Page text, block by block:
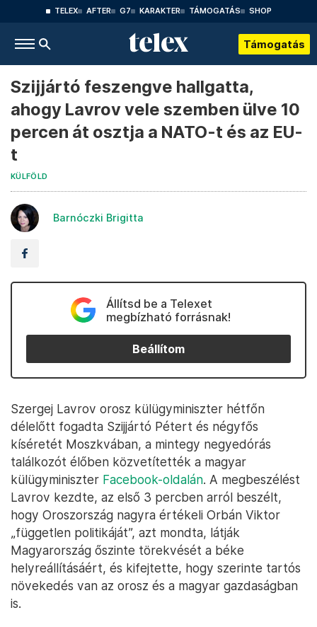
TELEX AFTER G7 KARAKTER TÁMOGATÁS SHOP
Támogatás
Szijjártó feszengve hallgatta,
ahogy Lavrov vele szemben ülve 10
percen át osztja a NATO-t és az EU-
t
KÜLFÖLD
Barnóczki Brigitta
Állítsd be a Telexet
megbízható forrásnak!
Beállítom
Szergej Lavrov orosz külügyminiszter hétfőn
délelőtt fogadta Szijjártó Pétert és négyfős
kíséretét Moszkvában, a mintegy negyedórás
találkozót élőben közvetítették a magyar
külügyminiszter Facebook-oldalán. A megbeszélést
Lavrov kezdte, az első 3 percben arról beszélt,
hogy Oroszország nagyra értékeli Orbán Viktor
„független politikáját”, azt mondta, látják
Magyarország őszinte törekvését a béke
helyreállításáért, és kifejtette, hogy szerinte tartós
növekedés van az orosz és a magyar gazdaságban
is.